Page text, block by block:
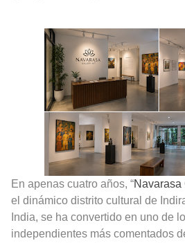
Que significan los cuadros
El mundo del arte en pintura
En apenas cuatro años, “Navarasa
el dinámico distrito cultural de
India, se ha convertido en uno de
independientes más comentados